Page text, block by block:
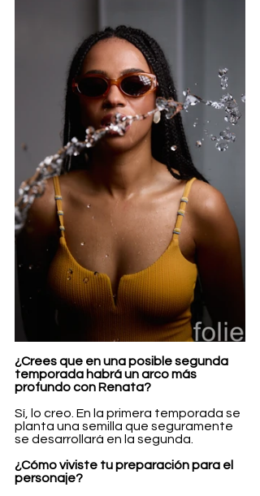
¿Crees que en una posible segunda
temporada habrá un arco más
profundo con Renata?
Sí, lo creo. En la primera temporada se
planta una semilla que seguramente
se desarrollará en la segunda.
¿Cómo viviste tu preparación para el
personaje?